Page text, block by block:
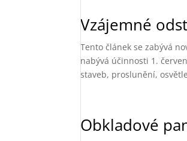
Vzájemné
Tento článek se zabývá
nabývá účinnosti 1.
staveb, proslunění,
Obkladové